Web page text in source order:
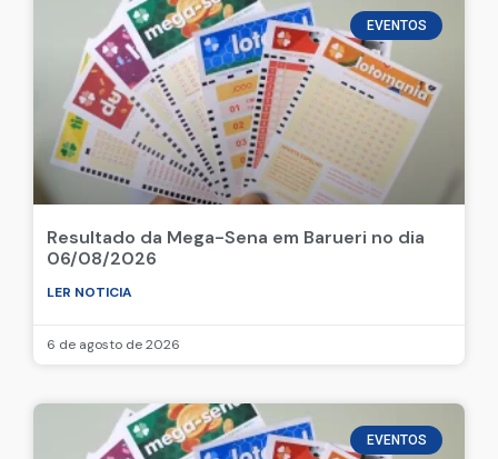
EVENTOS
Resultado da Mega-Sena em Barueri no dia
06/08/2026
LER NOTICIA
6 de agosto de 2026
EVENTOS